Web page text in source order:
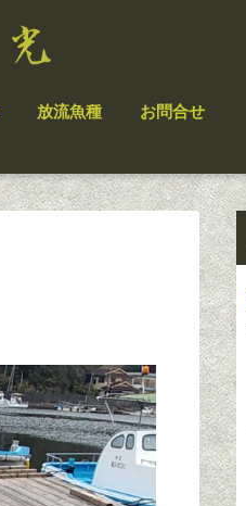
放流魚種 お問合せ